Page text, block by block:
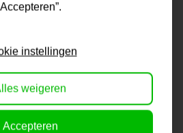
100x100, 120x120, 150x150
Kleurrijk, vrolijk
instellingen
weigeren
Accepteren